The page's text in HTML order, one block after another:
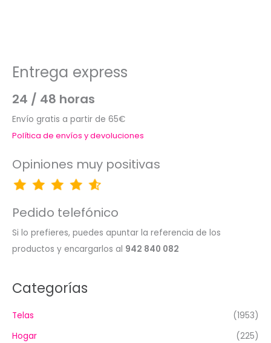
Entrega express
24 / 48 horas
Envío gratis a partir de 65€
Política de envíos y devoluciones
Opiniones muy positivas
Pedido telefónico
Si lo prefieres, puedes apuntar la referencia de los
productos y encargarlos al 942 840 082
Categorías
Telas
(1953)
Hogar
(225)